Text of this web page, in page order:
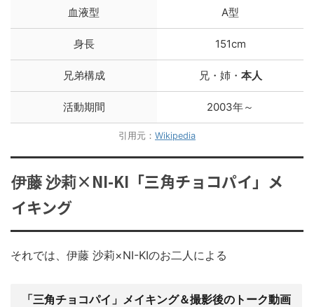
血液型 A型
身長 151cm
兄弟構成 兄・姉・ 本人
活動期間 2003年～
引用元： Wikipedia
伊藤 沙莉×NI-KI「三角チョコパイ」メ
イキング
それでは、伊藤 沙莉×NI-KIのお二人による
「三角チョコパイ」メイキング＆撮影後のトーク動画